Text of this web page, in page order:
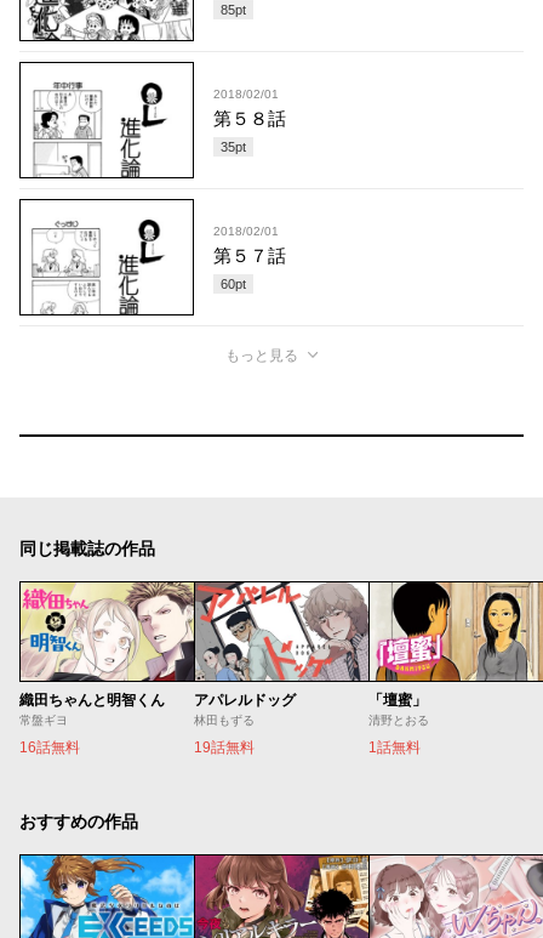
85pt
2018/02/01
第５８話
35pt
2018/02/01
第５７話
60pt
もっと見る
同じ掲載誌の作品
織田ちゃんと明智くん
常盤ギヨ
16話無料
アパレルドッグ
林田もずる
19話無料
「壇蜜」
清野とおる
1話無料
おすすめの作品